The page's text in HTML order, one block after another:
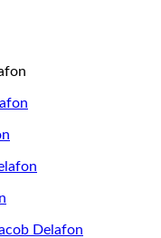
Delafon